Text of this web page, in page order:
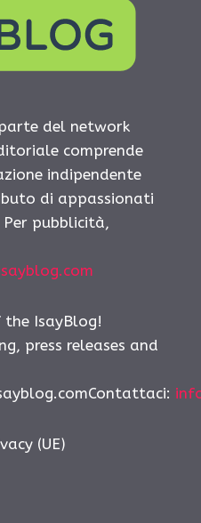
del network
comprende
indipendente
di appassionati
pubblicità,
IsayBlog!
press releases and
(UE)